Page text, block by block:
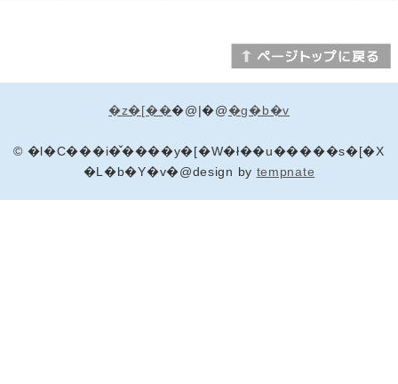
�z�[���@|�@�g�b�v
© �l�C���i�̌����y�[�W�ł��u�����s�[�X
�L�b�Y�v�@design by tempnate